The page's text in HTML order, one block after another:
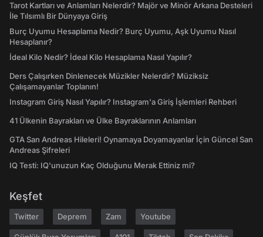
Tarot Kartları ve Anlamları Nelerdir? Majör ve Minör Arkana Desteleri
İle Tılsımlı Bir Dünyaya Giriş
Burç Uyumu Hesaplama Nedir? Burç Uyumu, Aşk Uyumu Nasıl
Hesaplanır?
İdeal Kilo Nedir? İdeal Kilo Hesaplama Nasıl Yapılır?
Ders Çalışırken Dinlenecek Müzikler Nelerdir? Müziksiz
Çalışamayanlar Toplanın!
Instagram Giriş Nasıl Yapılır? Instagram'a Giriş İşlemleri Rehberi
41 Ülkenin Bayrakları ve Ülke Bayraklarının Anlamları
GTA San Andreas Hileleri! Oynamaya Doyamayanlar İçin Güncel San
Andreas Şifreleri
IQ Testi: IQ'unuzun Kaç Olduğunu Merak Ettiniz mi?
Keşfet
Twitter Deprem Zam Youtube